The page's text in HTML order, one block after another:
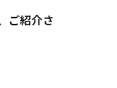
ご紹介さ